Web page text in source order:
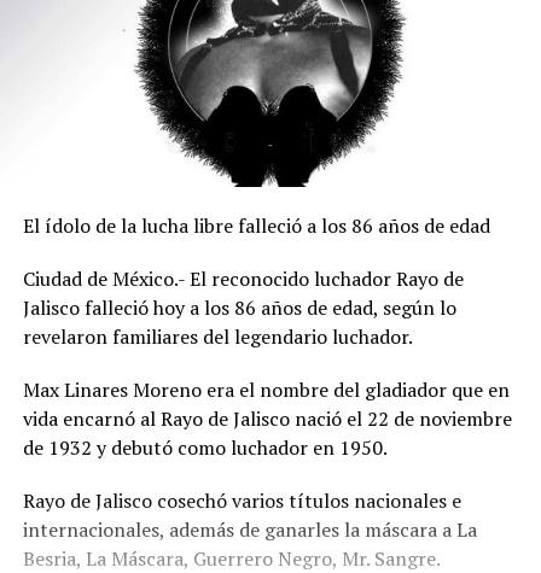
El ídolo de la lucha libre falleció a los 86 años de edad
Ciudad de México.- El reconocido luchador Rayo de
Jalisco falleció hoy a los 86 años de edad, según lo
revelaron familiares del legendario luchador.
Max Linares Moreno era el nombre del gladiador que en
vida encarnó al Rayo de Jalisco nació el 22 de noviembre
de 1932 y debutó como luchador en 1950.
Rayo de Jalisco cosechó varios títulos nacionales e
internacionales, además de ganarles la máscara a La
Besria, La Máscara, Guerrero Negro, Mr. Sangre.